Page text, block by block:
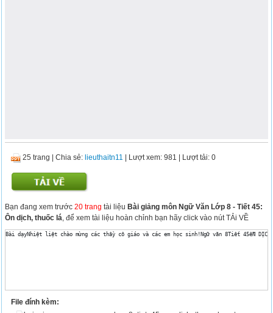
25 trang |Chia sẻ: lieuthaitn11 | Lượt xem: 981 | Lượt tải: 0
Bạn đang xem trước20 trang tài liệuBài giảng môn Ngữ Văn Lớp 8 - Tiết 45:
Ôn dịch, thuốc lá , để xem tài liệu hoàn chỉnh bạn hãy click vào nút TẢi VỀ
File đính kèm: